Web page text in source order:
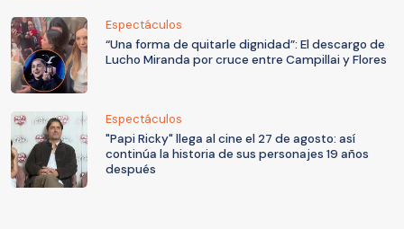
Espectáculos
“Una forma de quitarle dignidad”: El descargo de
Lucho Miranda por cruce entre Campillai y Flores
Espectáculos
"Papi Ricky" llega al cine el 27 de agosto: así
continúa la historia de sus personajes 19 años
después